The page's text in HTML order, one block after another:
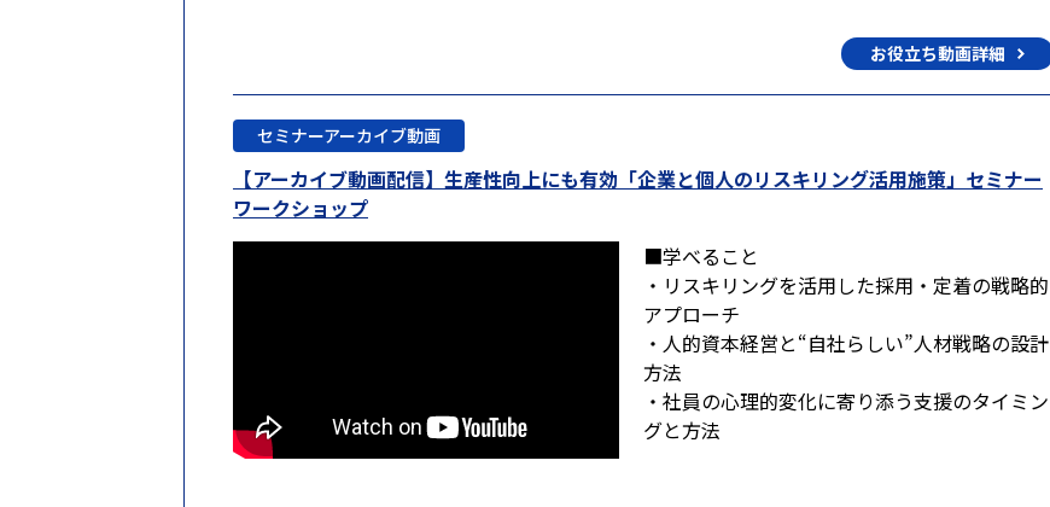
お役立ち動画詳細
セミナーアーカイブ動画
【アーカイブ動画配信】生産性向上にも有効「企業と個人のリスキリング活用施策」セミナー
ワークショップ
■学べること
・リスキリングを活用した採用・定着の戦略的
アプローチ
・人的資本経営と“自社らしい”人材戦略の設計
方法
・社員の心理的変化に寄り添う支援のタイミン
グと方法